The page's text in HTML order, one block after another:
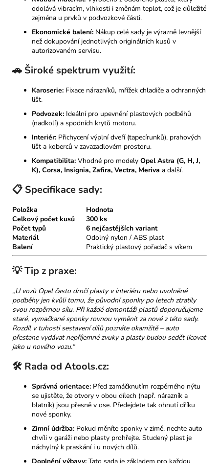
odolává vibracím, vlhkosti i změnám teplot, což je důležité
zejména u prvků v podvozkové části.
Ekonomické balení: Nákup celé sady je výrazně levnější
než dokupování jednotlivých originálních kusů v
autorizovaném servisu.
🚗 Široké spektrum využití:
Karoserie: Fixace nárazníků, mřížek chladiče a ochranných
lišt.
Podvozek: Ideální pro upevnění plastových podběhů
(nadkolí) a spodních krytů motoru.
Interiér: Přichycení výplní dveří (tapecírunků), prahových
lišt a koberců v zavazadlovém prostoru.
Kompatibilita: Vhodné pro modely Opel Astra (G, H, J,
K), Corsa, Insignia, Zafira, Vectra, Meriva a další.
📋 Specifikace sady:
Položka
Hodnota
Celkový počet kusů
300 ks
Počet typů
6 nejčastějších variant
Materiál
Odolný nylon / ABS plast
Balení
Praktický plastový pořadač s víkem
💡 Tip z praxe:
„U vozů Opel často drnčí plasty v interiéru nebo uvolněné
podběhy jen kvůli tomu, že původní sponky po letech ztratily
svou rozpěrnou sílu. Při každé demontáži plastů doporučujeme
staré, vymačkané sponky rovnou vyměnit za nové z této sady.
Rozdíl v tuhosti sestavení dílů poznáte okamžitě – auto
přestane vydávat nepříjemné zvuky a plasty budou sedět lícovat
jako u nového vozu.“
🛠️ Rada od Atools.cz:
Správná orientace: Před zamáčknutím rozpěrného nýtu
se ujistěte, že otvory v obou dílech (např. nárazník a
blatník) jsou přesně v ose. Předejdete tak ohnutí dříku
nové sponky.
Zimní údržba: Pokud měníte sponky v zimě, nechte auto
chvíli v garáži nebo plasty prohřejte. Studený plast je
náchylný k praskání i u nových dílů.